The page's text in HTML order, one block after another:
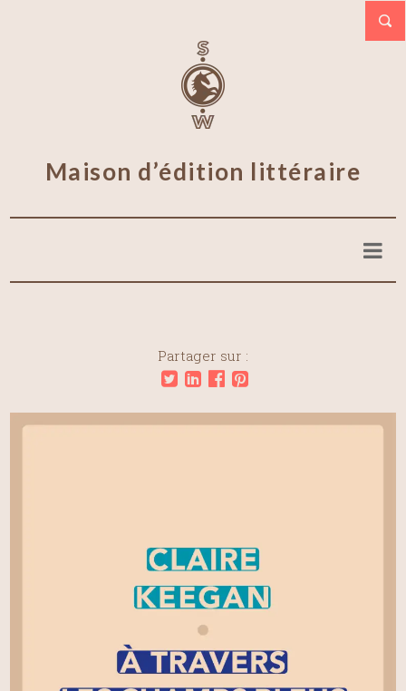
Maison d’édition littéraire
Partager sur :